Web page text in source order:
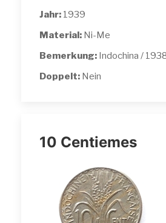
Jahr: 1939
Material: Ni-Me
Bemerkung: Indochina /
Doppelt: Nein
10 Centiemes